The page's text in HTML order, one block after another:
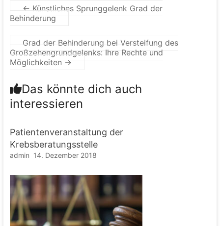
← Künstliches Sprunggelenk Grad der
Behinderung
Grad der Behinderung bei Versteifung des
Großzehengrundgelenks: Ihre Rechte und
Möglichkeiten →
Das könnte dich auch
interessieren
Patientenveranstaltung der
Krebsberatungsstelle
admin 14. Dezember 2018